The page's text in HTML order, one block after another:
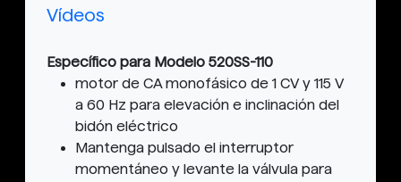
Vídeos
Específico para Modelo 520SS-110
motor de CA monofásico de 1 CV y 115 V
a 60 Hz para elevación e inclinación del
bidón eléctrico
Mantenga pulsado el interruptor
momentáneo y levante la válvula para